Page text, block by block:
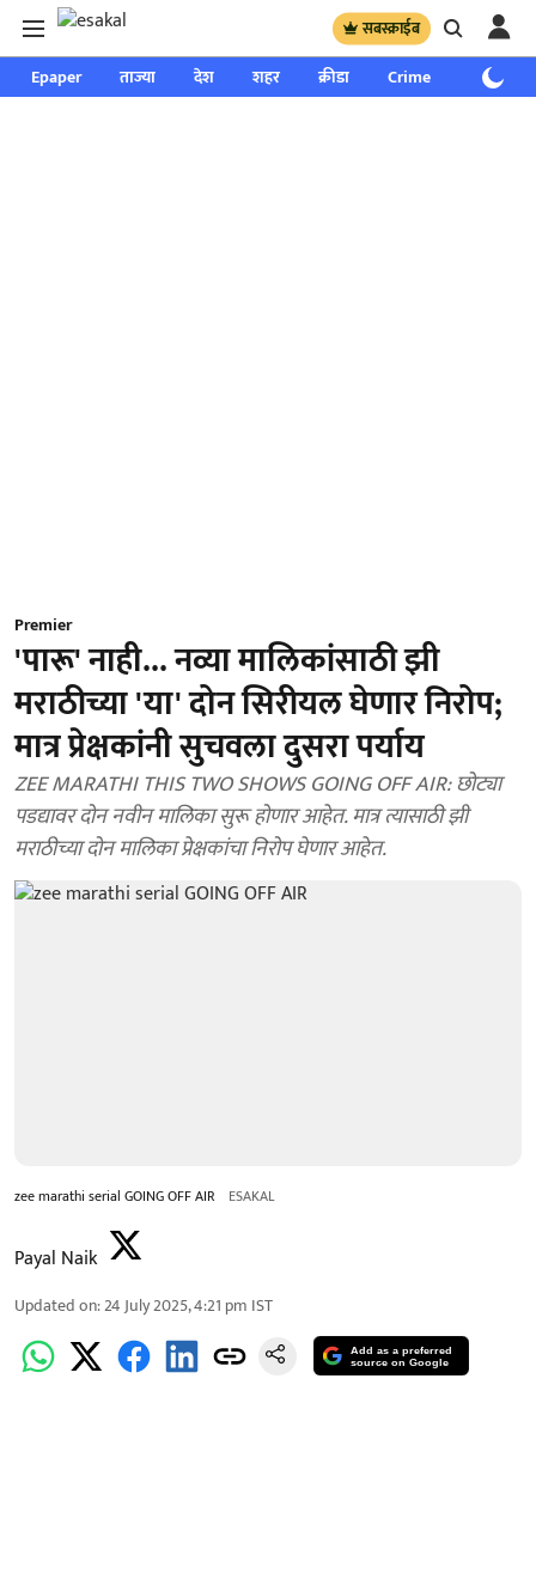
सबस्क्राईब
Epaper ताज्या देश शहर क्रीडा Crime साप्ताहिक
Premier
'पारू' नाही... नव्या मालिकांसाठी झी
मराठीच्या 'या' दोन सिरीयल घेणार निरोप;
मात्र प्रेक्षकांनी सुचवला दुसरा पर्याय
ZEE MARATHI THIS TWO SHOWS GOING OFF AIR: छोट्या
पडद्यावर दोन नवीन मालिका सुरू होणार आहेत. मात्र त्यासाठी झी
मराठीच्या दोन मालिका प्रेक्षकांचा निरोप घेणार आहेत.
zee marathi serial GOING OFF AIR ESAKAL
Payal Naik
Updated on:24 July 2025, 4:21 pm IST
Add as a preferred
source on Google